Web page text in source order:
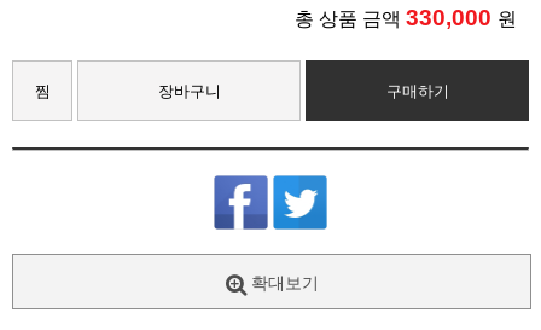
총 상품 금액 330,000 원
찜 장바구니 구매하기
확대보기